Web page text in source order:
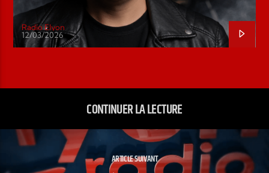
Radio Elyon
12/03/2026
CONTINUER LA LECTURE
ARTICLE SUIVANT